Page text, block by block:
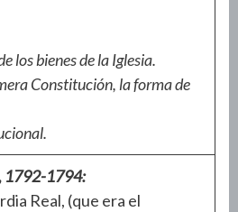
los bienes de la Iglesia.
Constitución, la forma de
1792-1794:
Real, (que era el